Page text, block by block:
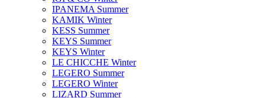
IPANEMA Summer
KAMIK Winter
KESS Summer
KEYS Summer
KEYS Winter
LE CHICCHE Winter
LEGERO Summer
LEGERO Winter
LIZARD Summer